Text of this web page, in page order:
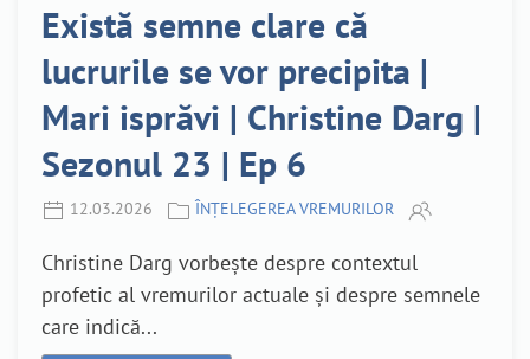
Există semne clare că
lucrurile se vor precipita |
Mari isprăvi | Christine Darg |
Sezonul 23 | Ep 6
12.03.2026 ÎNȚELEGEREA VREMURILOR
Christine Darg vorbește despre contextul
profetic al vremurilor actuale și despre semnele
care indică...